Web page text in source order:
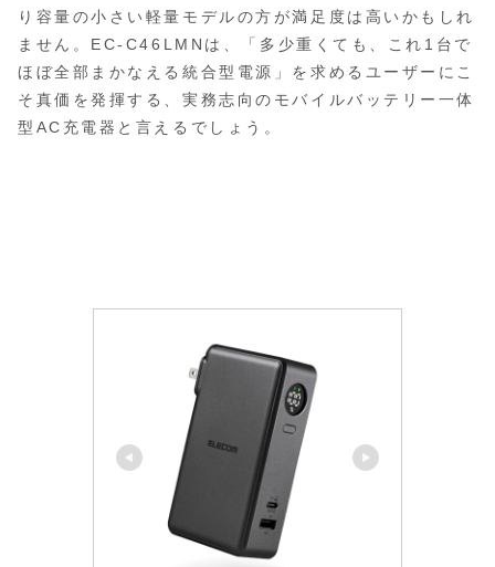
り容量の小さい軽量モデルの方が満足度は高いかもしれ
ません。EC-C46LMNは、「多少重くても、これ1台で
ほぼ全部まかなえる統合型電源」を求めるユーザーにこ
そ真価を発揮する、実務志向のモバイルバッテリー一体
型AC充電器と言えるでしょう。